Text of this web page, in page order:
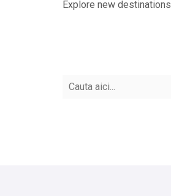
Explore new destinations